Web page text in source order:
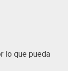
lo que pueda